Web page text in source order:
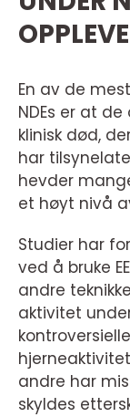
En av de
NDEs er at
klinisk død,
har
hevder
et høyt nivå
Studier har
ved å bruke
andre
aktivitet
andre har
skyldes